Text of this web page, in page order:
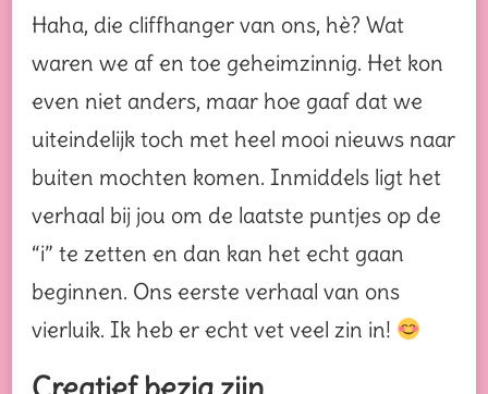
Haha, die cliffhanger van ons, hè? Wat
waren we af en toe geheimzinnig. Het kon
even niet anders, maar hoe gaaf dat we
uiteindelijk toch met heel mooi nieuws naar
buiten mochten komen. Inmiddels ligt het
verhaal bij jou om de laatste puntjes op de
“i” te zetten en dan kan het echt gaan
beginnen. Ons eerste verhaal van ons
vierluik. Ik heb er echt vet veel zin in!